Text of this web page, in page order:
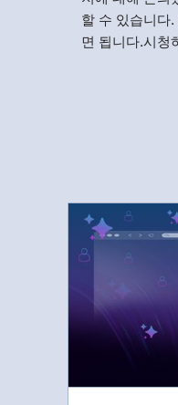
할 수 있습니다
면 됩니다.시청